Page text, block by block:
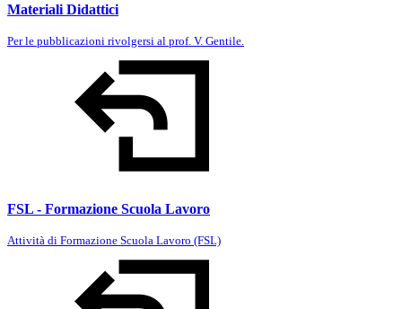
Materiali Didattici
Per le pubblicazioni rivolgersi al prof. V. Gentile.
FSL - Formazione Scuola Lavoro
Attività di Formazione Scuola Lavoro (FSL)